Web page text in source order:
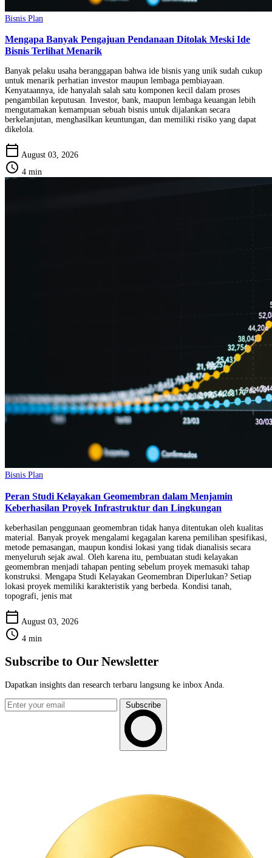
Bisnis Plan
Mengapa Banyak Pengajuan Pendanaan Ditolak Meski Ide
Bisnis Terlihat Menarik
Banyak pelaku usaha beranggapan bahwa ide bisnis yang unik sudah cukup
untuk menarik perhatian investor maupun lembaga pembiayaan.
Kenyataannya, ide hanyalah salah satu komponen kecil dalam proses
pengambilan keputusan. Investor, bank, maupun lembaga keuangan lebih
mengutamakan kemampuan sebuah bisnis untuk dijalankan secara
berkelanjutan, menghasilkan keuntungan, dan memiliki risiko yang dapat
dikelola.
calendar_today August 03, 2026
schedule 4 min
Bisnis Plan
Peran Studi Kelayakan Geomembran dalam Menjamin
Keberhasilan Proyek Infrastruktur dan Lingkungan
keberhasilan penggunaan geomembran tidak hanya ditentukan oleh kualitas
material. Banyak proyek mengalami kegagalan karena pemilihan spesifikasi,
metode pemasangan, maupun kondisi lokasi yang tidak dianalisis secara
menyeluruh sejak awal. Oleh karena itu, pembuatan studi kelayakan
geomembran menjadi tahapan penting sebelum proyek memasuki tahap
konstruksi. Mengapa Studi Kelayakan Geomembran Diperlukan? Setiap
lokasi proyek memiliki karakteristik yang berbeda. Kondisi tanah,
topografi, jenis mat
calendar_today August 03, 2026
schedule 4 min
Subscribe to Our Newsletter
Dapatkan insights dan research terbaru langsung ke inbox Anda.
Subscribe